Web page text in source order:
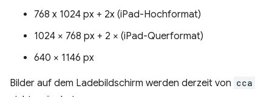
768 x 1024 px + 2x (iPad-Hochformat)
1024 × 768 px + 2 × (iPad-Querformat)
640 × 1146 px
Bilder auf dem Ladebildschirm werden derzeit von cca